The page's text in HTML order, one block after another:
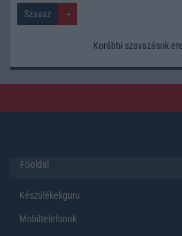
Korábbi szavazások
Főoldal
Készülékekguru
Mobiltelefonok